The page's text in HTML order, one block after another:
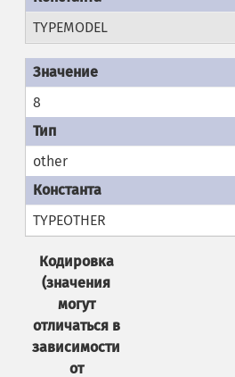
TYPEMODEL
8
other
TYPEOTHER
Кодировка
(значения
могут
отличаться в
зависимости
от